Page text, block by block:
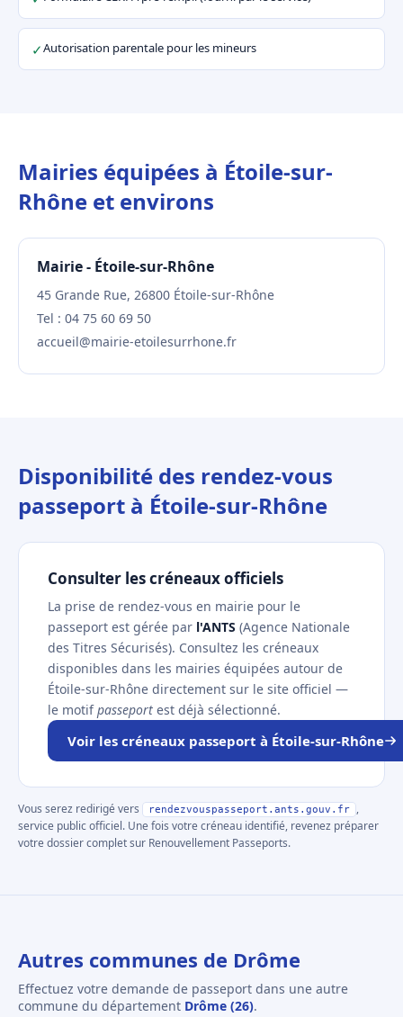
✓Autorisation parentale pour les mineurs
Mairies équipées à Étoile-sur-
Rhône et environs
Mairie - Étoile-sur-Rhône
45 Grande Rue, 26800 Étoile-sur-Rhône
Tel : 04 75 60 69 50
accueil@mairie-etoilesurrhone.fr
Disponibilité des rendez-vous
passeport à Étoile-sur-Rhône
Consulter les créneaux officiels
La prise de rendez-vous en mairie pour le
passeport est gérée par l'ANTS (Agence Nationale
des Titres Sécurisés). Consultez les créneaux
disponibles dans les mairies équipées autour de
Étoile-sur-Rhône directement sur le site officiel —
le motifpasseport est déjà sélectionné.
Voir les créneaux passeport à Étoile-sur-Rhône
Vous serez redirigé vers rendezvouspasseport.ants.gouv.fr
,
service public officiel. Une fois votre créneau identifié, revenez préparer
votre dossier complet sur Renouvellement Passeports.
Autres communes de Drôme
Effectuez votre demande de passeport dans une autre
commune du département Drôme (26).